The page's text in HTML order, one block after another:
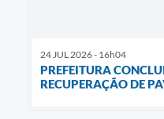
24 JUL 2026 - 16h04
PREFEITURA
RECUPERAÇÃO DE